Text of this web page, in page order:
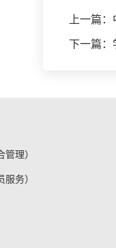
上一篇
下一篇：
管理）
服务）